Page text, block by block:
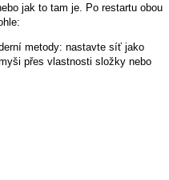
jak to tam je. Po restartu obou
metody: nastavte síť jako
přes vlastnosti složky nebo